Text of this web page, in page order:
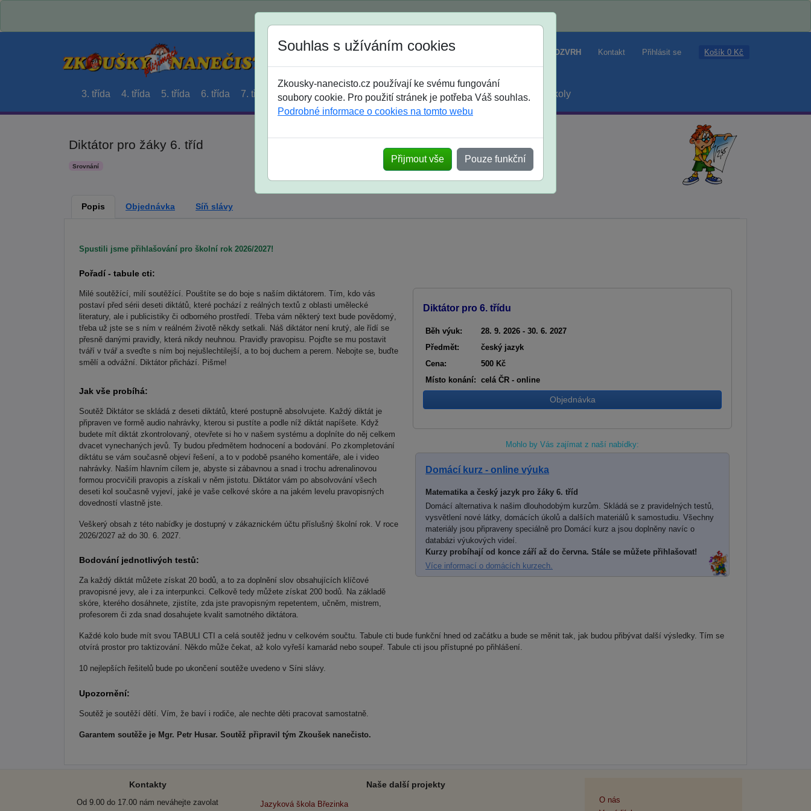
Jak si vybrat ROZVRH Kontakt Přihlásit se Košík 0 Kč
3. třída 4. třída 5. třída 6. třída 7. třída 8. třída 9. třída střední maturanti soutěže prázdniny školy
Diktátor pro žáky 6. tříd
Srovnání
Popis Objednávka Síň slávy
Souhlas s užíváním cookies
Zkousky-nanecisto.cz používají ke svému fungování
soubory cookie. Pro použití stránek je potřeba Váš souhlas.
Podrobné informace o cookies na tomto webu
Přijmout vše Pouze funkční
Spustili jsme přihlašování pro školní rok 2026/2027!
Milé soutěžící, milí soutěžící. Pouštíte se do boje s naším diktátorem. Tím, kdo vás
postaví před sérii deseti diktátů, které pochází z reálných textů z oblasti umělecké
literatury, ale i publicistiky či odborného prostředí. Třeba vám některý text bude povědomý,
třeba už jste se s ním v reálném životě někdy setkali. Náš diktátor není krutý, ale řídí se
přesně danými pravidly, která nikdy neuhnou. Pravidly pravopisu. Pojďte se mu postavit
tváří v tvář a sveďte s ním boj nejušlechtilejší, a to boj duchem a perem. Nebojte se, buďte
smělí a odvážní. Diktátor přichází. Pišme!
Jak vše probíhá:
Soutěž Diktátor se skládá z deseti diktátů, které postupně absolvujete. Každý diktát je
připraven ve formě audio nahrávky, kterou si pustíte a podle níž diktát napíšete. Když
budete mít diktát zkontrolovaný, otevřete si ho v našem systému a doplníte do něj celkem
dvacet vynechaných jevů. Ty budou předmětem hodnocení a bodování. Po zkompletování
diktátu se vám současně objeví řešení, a to v podobě psaného komentáře, ale i video
nahrávky. Naším hlavním cílem je, abyste si zábavnou a snad i trochu adrenalinovou
formou procvičili pravopis a získali v něm jistotu. Diktátor vám po absolvování všech
deseti kol současně vyjeví, jaké je vaše celkové skóre a na jakém levelu pravopisných
dovedností vlastně jste.
Veškerý obsah z této nabídky je dostupný v zákaznickém účtu příslušný školní rok. V roce
2026/2027 až do 30. 6. 2027.
Bodování jednotlivých testů:
Za každý diktát můžete získat 20 bodů, a to za doplnění slov obsahujících klíčové
pravopisné jevy, ale i za interpunkci. Celkově tedy můžete získat 200 bodů. Na základě
skóre, kterého dosáhnete, zjistíte, zda jste pravopisným repetentem, učněm, mistrem,
profesorem či zda snad dosahujete kvalit samotného diktátora.
Diktátor pro 6. třídu
Běh výuk:
28. 9. 2026 - 30. 6. 2027
Předmět:
český jazyk
Cena:
500 Kč
Místo konání: celá ČR - online
Objednávka
Mohlo by Vás zajímat z naší nabídky:
Domácí kurz - online výuka
Matematika a český jazyk pro žáky 6. tříd
Domácí alternativa k našim dlouhodobým kurzům. Skládá se z pravidelných testů,
vysvětlení nové látky, domácích úkolů a dalších materiálů k samostudiu. Všechny
materiály jsou připraveny speciálně pro Domácí kurz a jsou doplněny navíc o
databázi výukových videí.
Kurzy probíhají od konce září až do června. Stále se můžete přihlašovat!
Více informací o domácích kurzech.
Pořadí - tabule cti:
Každé kolo bude mít svou TABULI CTI a celá soutěž jednu v celkovém součtu. Tabule cti bude funkční hned od začátku a bude se měnit tak, jak budou přibývat další výsledky. Tím se
otvírá prostor pro taktizování. Někdo může čekat, až kolo vyřeší kamarád nebo soupeř. Tabule cti jsou přístupné po přihlášení.
10 nejlepších řešitelů bude po ukončení soutěže uvedeno v Síni slávy.
Upozornění:
Soutěž je soutěží dětí. Vím, že baví i rodiče, ale nechte děti pracovat samostatně.
Garantem soutěže je Mgr. Petr Husar. Soutěž připravil tým Zkoušek nanečisto.
Kontakty
Od 9.00 do 17.00 nám neváhejte zavolat
Naše další projekty
Jazyková škola Březinka
O nás